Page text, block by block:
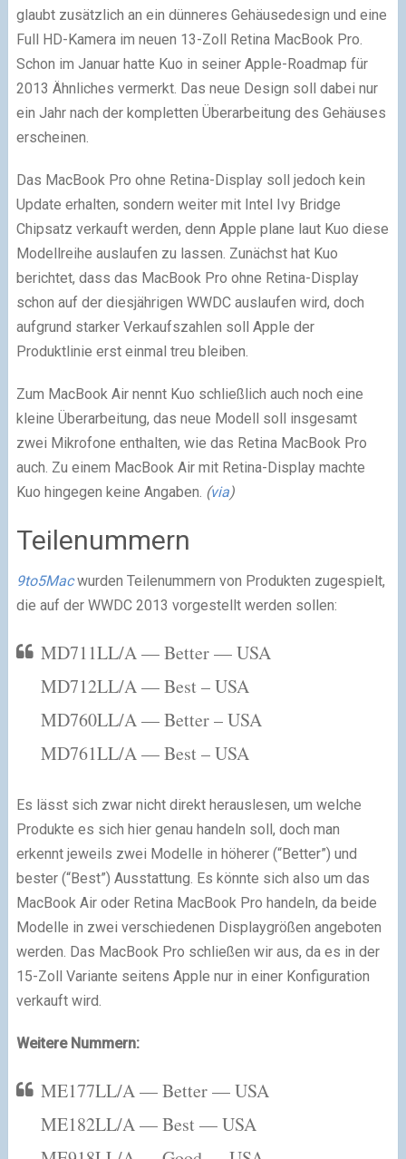
glaubt zusätzlich an ein dünneres Gehäusedesign und eine
Full HD-Kamera im neuen 13-Zoll Retina MacBook Pro.
Schon im Januar hatte Kuo in seiner Apple-Roadmap für
2013 Ähnliches vermerkt. Das neue Design soll dabei nur
ein Jahr nach der kompletten Überarbeitung des Gehäuses
erscheinen.
Das MacBook Pro ohne Retina-Display soll jedoch kein
Update erhalten, sondern weiter mit Intel Ivy Bridge
Chipsatz verkauft werden, denn Apple plane laut Kuo diese
Modellreihe auslaufen zu lassen. Zunächst hat Kuo
berichtet, dass das MacBook Pro ohne Retina-Display
schon auf der diesjährigen WWDC auslaufen wird, doch
aufgrund starker Verkaufszahlen soll Apple der
Produktlinie erst einmal treu bleiben.
Zum MacBook Air nennt Kuo schließlich auch noch eine
kleine Überarbeitung, das neue Modell soll insgesamt
zwei Mikrofone enthalten, wie das Retina MacBook Pro
auch. Zu einem MacBook Air mit Retina-Display machte
Kuo hingegen keine Angaben. (via)
Teilenummern
9to5Macwurden Teilenummern von Produkten zugespielt,
die auf der WWDC 2013 vorgestellt werden sollen:
MD711LL/A — Better — USA
MD712LL/A — Best – USA
MD760LL/A — Better – USA
MD761LL/A — Best – USA
Es lässt sich zwar nicht direkt herauslesen, um welche
Produkte es sich hier genau handeln soll, doch man
erkennt jeweils zwei Modelle in höherer (“Better”) und
bester (“Best”) Ausstattung. Es könnte sich also um das
MacBook Air oder Retina MacBook Pro handeln, da beide
Modelle in zwei verschiedenen Displaygrößen angeboten
werden. Das MacBook Pro schließen wir aus, da es in der
15-Zoll Variante seitens Apple nur in einer Konfiguration
verkauft wird.
Weitere Nummern:
ME177LL/A — Better — USA
ME182LL/A — Best — USA